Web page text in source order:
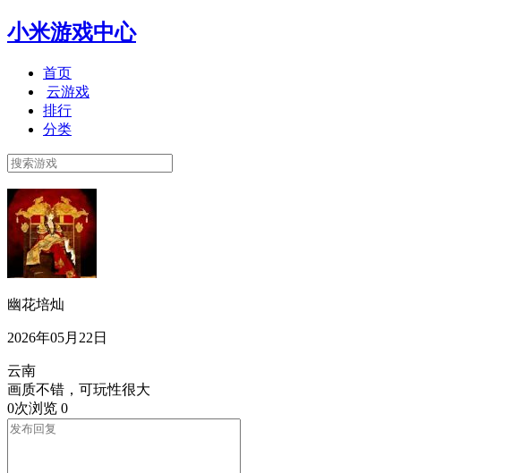
小米游戏中心
首页
云游戏
排行
分类
幽花培灿
2026年05月22日
云南
画质不错，可玩性很大
0次浏览 0